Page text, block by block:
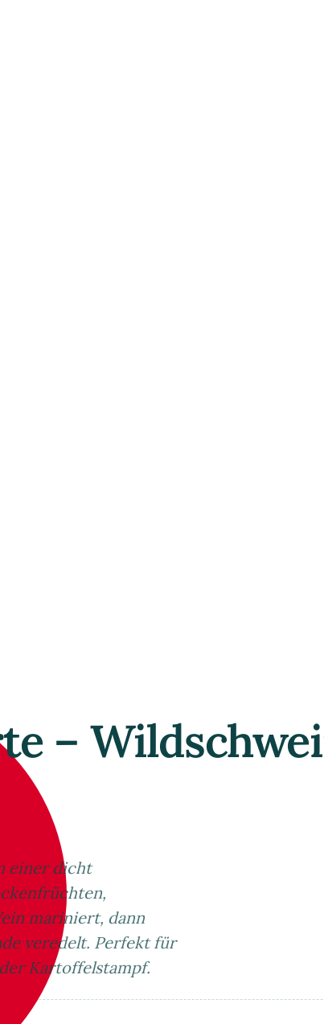
–
einer dicht
mariniert, dann
veredelt. Perfekt für
Kartoffelstampf.